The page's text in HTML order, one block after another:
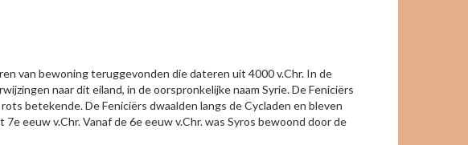
van bewoning teruggevonden die dateren uit 4000 v.Chr. In de
naar dit eiland, in de oorspronkelijke naam Syrie. De Feniciërs
betekende. De Feniciërs dwaalden langs de Cycladen en bleven
eeuw v.Chr. Vanaf de 6e eeuw v.Chr. was Syros bewoond door de